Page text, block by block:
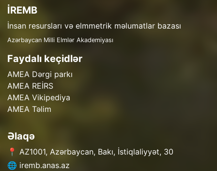
İREMB
İnsan resursları və elmmetrik məlumatlar bazası
Azərbaycan Milli Elmlər Akademiyası
Faydalı keçidlər
AMEA Dərgi parkı
AMEA REİRS
AMEA Vikipediya
AMEA Təlim
Əlaqə
📍 AZ1001, Azərbaycan, Bakı, İstiqlaliyyət, 30
🌐 iremb.anas.az